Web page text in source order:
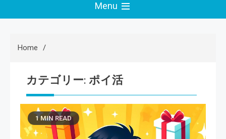
Menu
Home
カテゴリー: ポイ活
1 MIN READ